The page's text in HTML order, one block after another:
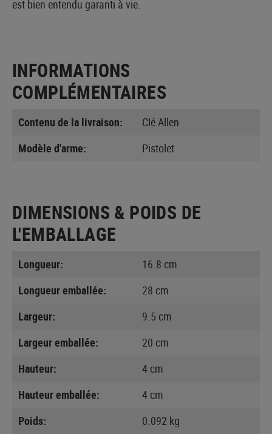
est bien entendu garanti à vie.
INFORMATIONS
COMPLÉMENTAIRES
Contenu de la livraison:
Clé Allen
Modèle d'arme:
Pistolet
DIMENSIONS & POIDS DE
L'EMBALLAGE
Longueur:
16.8 cm
Longueur emballée:
28 cm
Largeur:
9.5 cm
Largeur emballée:
20 cm
Hauteur:
4 cm
Hauteur emballée:
4 cm
Poids:
0.092 kg